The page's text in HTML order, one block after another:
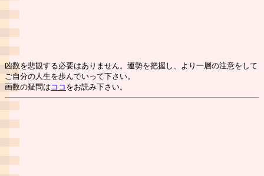
凶数を悲観する必要はありません。運勢を把握し、より一層の注意をして
ご自分の人生を歩んでいって下さい。
画数の疑問は ココ をお読み下さい。